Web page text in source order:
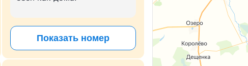
Показать номер